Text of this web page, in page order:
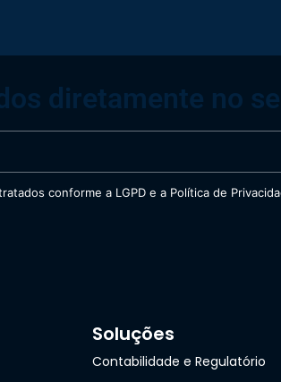
diretamente no
conforme a LGPD e a Política de
Soluções
Contabilidade e Regulatório